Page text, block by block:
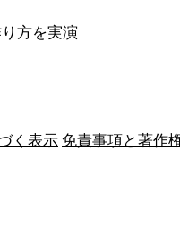
方を実演
く表示 免責事項と著作